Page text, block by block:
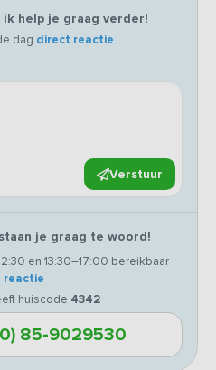
ik help je graag verder!
dag direct reactie
Verstuur
je graag te woord!
en 13:30–17:00 bereikbaar
reactie
huiscode 4342
85-9029530